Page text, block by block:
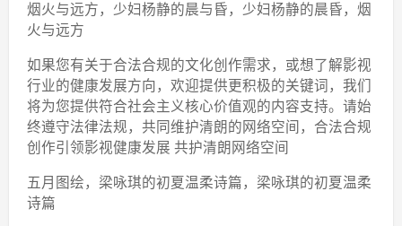
烟火与远方，少妇杨静的晨与昏，少妇杨静的晨昏，烟
火与远方
如果您有关于合法合规的文化创作需求，或想了解影视
行业的健康发展方向，欢迎提供更积极的关键词，我们
将为您提供符合社会主义核心价值观的内容支持。请始
终遵守法律法规，共同维护清朗的网络空间，合法合规
创作引领影视健康发展 共护清朗网络空间
五月图绘，梁咏琪的初夏温柔诗篇，梁咏琪的初夏温柔
诗篇